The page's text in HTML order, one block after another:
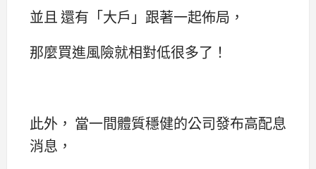
並且 還有「大戶」跟著一起佈局，
那麼買進風險就相對低很多了！
此外， 當一間體質穩健的公司發布高配息
消息，